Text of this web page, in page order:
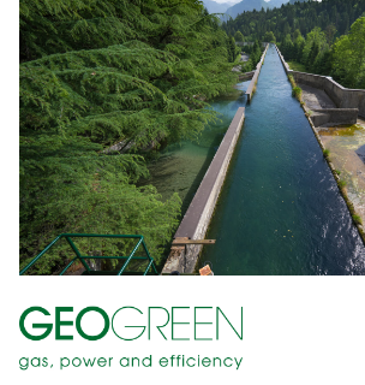
Documenti
Italiano